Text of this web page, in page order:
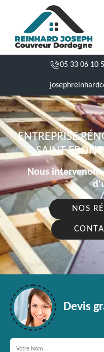
05 33 06 10
ENTREPRISE
SAINT
Nous
NOS
Devis